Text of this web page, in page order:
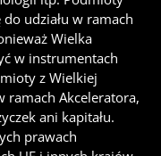
udziału w ramach
Wielka
w instrumentach
z Wielkiej
ramach Akceleratora,
ani kapitału.
prawach